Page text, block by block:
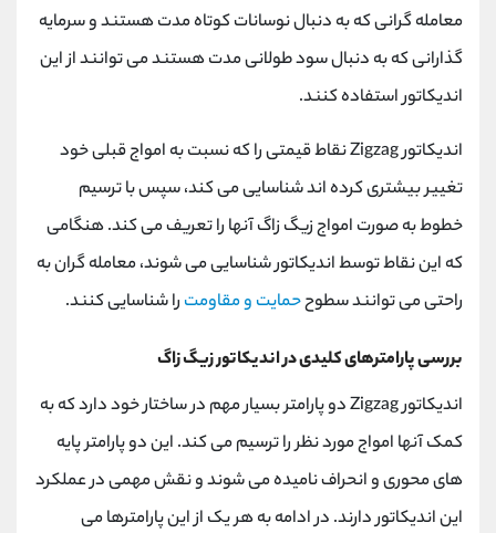
معامله گرانی که به دنبال نوسانات کوتاه مدت هستند و سرمایه
گذارانی که به دنبال سود طولانی مدت هستند می توانند از این
اندیکاتور استفاده کنند.
اندیکاتور Zigzag نقاط قیمتی را که نسبت به امواج قبلی خود
تغییر بیشتری کرده اند شناسایی می کند، سپس با ترسیم
خطوط به صورت امواج زیگ زاگ آنها را تعریف می کند. هنگامی
که این نقاط توسط اندیکاتور شناسایی می شوند، معامله گران به
راحتی می توانند سطوححمایت و مقاومت را شناسایی کنند.
بررسی پارامترهای کلیدی در اندیکاتور زیگ زاگ
اندیکاتور Zigzag دو پارامتر بسیار مهم در ساختار خود دارد که به
کمک آنها امواج مورد نظر را ترسیم می کند. این دو پارامتر پایه
های محوری و انحراف نامیده می شوند و نقش مهمی در عملکرد
این اندیکاتور دارند. در ادامه به هر یک از این پارامترها می